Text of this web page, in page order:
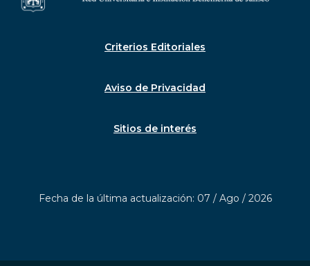
Criterios Editoriales
Aviso de Privacidad
Sitios de interés
Fecha de la última actualización: 07 / Ago / 2026